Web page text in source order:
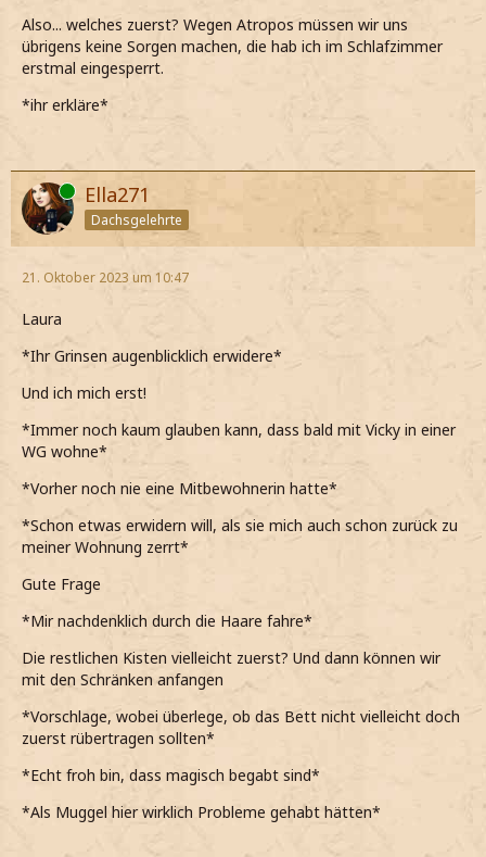
Also... welches zuerst? Wegen Atropos müssen wir uns
übrigens keine Sorgen machen, die hab ich im Schlafzimmer
erstmal eingesperrt.
*ihr erkläre*
Online Ella271
Dachsgelehrte
21. Oktober 2023 um 10:47
Laura
*Ihr Grinsen augenblicklich erwidere*
Und ich mich erst!
*Immer noch kaum glauben kann, dass bald mit Vicky in einer
WG wohne*
*Vorher noch nie eine Mitbewohnerin hatte*
*Schon etwas erwidern will, als sie mich auch schon zurück zu
meiner Wohnung zerrt*
Gute Frage
*Mir nachdenklich durch die Haare fahre*
Die restlichen Kisten vielleicht zuerst? Und dann können wir
mit den Schränken anfangen
*Vorschlage, wobei überlege, ob das Bett nicht vielleicht doch
zuerst rübertragen sollten*
*Echt froh bin, dass magisch begabt sind*
*Als Muggel hier wirklich Probleme gehabt hätten*